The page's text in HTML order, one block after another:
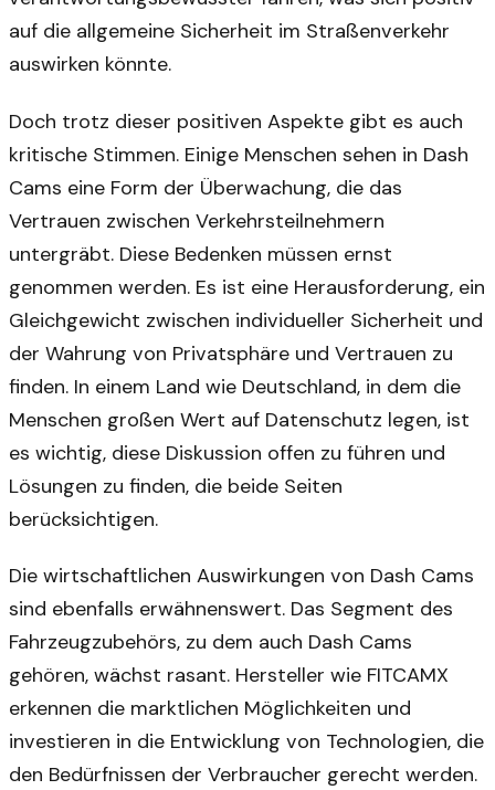
auf die allgemeine Sicherheit im Straßenverkehr
auswirken könnte.
Doch trotz dieser positiven Aspekte gibt es auch
kritische Stimmen. Einige Menschen sehen in Dash
Cams eine Form der Überwachung, die das
Vertrauen zwischen Verkehrsteilnehmern
untergräbt. Diese Bedenken müssen ernst
genommen werden. Es ist eine Herausforderung, ein
Gleichgewicht zwischen individueller Sicherheit und
der Wahrung von Privatsphäre und Vertrauen zu
finden. In einem Land wie Deutschland, in dem die
Menschen großen Wert auf Datenschutz legen, ist
es wichtig, diese Diskussion offen zu führen und
Lösungen zu finden, die beide Seiten
berücksichtigen.
Die wirtschaftlichen Auswirkungen von Dash Cams
sind ebenfalls erwähnenswert. Das Segment des
Fahrzeugzubehörs, zu dem auch Dash Cams
gehören, wächst rasant. Hersteller wie FITCAMX
erkennen die marktlichen Möglichkeiten und
investieren in die Entwicklung von Technologien, die
den Bedürfnissen der Verbraucher gerecht werden.